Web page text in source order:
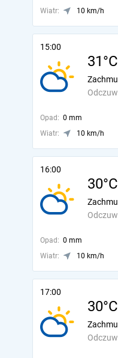
Wiatr:
10 km/h
15:00
31°C
Opad: 0 mm
Wiatr:
10 km/h
16:00
30°C
Opad: 0 mm
Wiatr:
10 km/h
17:00
30°C